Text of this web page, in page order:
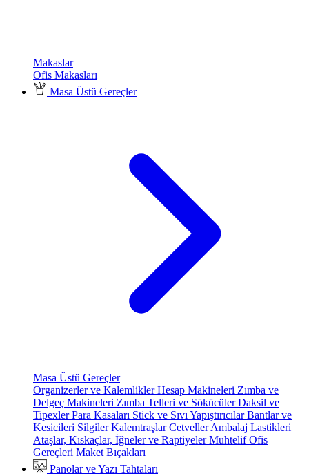
Makaslar
Ofis Makasları
Masa Üstü Gereçler
Masa Üstü Gereçler
Organizerler ve KalemliklerHesap Makineleri Zımba ve
Delgeç Makineleri Zımba Telleri ve SökücülerDaksil ve
TipexlerPara Kasaları Stick ve Sıvı YapıştırıcılarBantlar ve
Kesicileri SilgilerKalemtraşlarCetvellerAmbalaj Lastikleri
Ataşlar, Kıskaçlar, İğneler ve RaptiyelerMuhtelif Ofis
Gereçleri Maket Bıçakları
Panolar ve Yazı Tahtaları